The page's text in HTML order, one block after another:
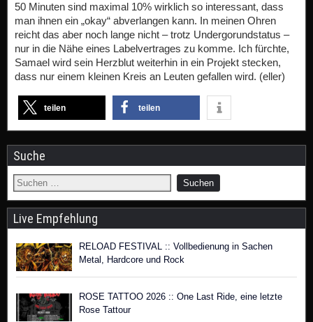
50 Minuten sind maximal 10% wirklich so interessant, dass
man ihnen ein „okay“ abverlangen kann. In meinen Ohren
reicht das aber noch lange nicht – trotz Undergorundstatus –
nur in die Nähe eines Labelvertrages zu komme. Ich fürchte,
Samael wird sein Herzblut weiterhin in ein Projekt stecken,
dass nur einem kleinen Kreis an Leuten gefallen wird. (eller)
teilen teilen
Suche
Live Empfehlung
RELOAD FESTIVAL :: Vollbedienung in Sachen
Metal, Hardcore und Rock
ROSE TATTOO 2026 :: One Last Ride, eine letzte
Rose Tattour